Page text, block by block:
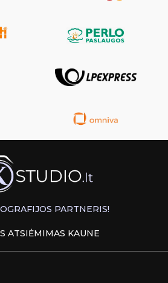
PARTNERIS!
ATSIĖMIMAS KAUNE